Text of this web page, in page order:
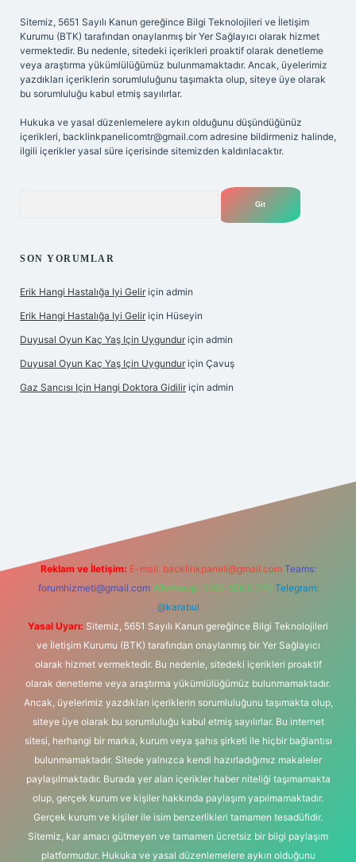
Sitemiz, 5651 Sayılı Kanun gereğince Bilgi Teknolojileri ve İletişim
Kurumu (BTK) tarafından onaylanmış bir Yer Sağlayıcı olarak hizmet
vermektedir. Bu nedenle, sitedeki içerikleri proaktif olarak denetleme
veya araştırma yükümlülüğümüz bulunmamaktadır. Ancak, üyelerimiz
yazdıkları içeriklerin sorumluluğunu taşımakta olup, siteye üye olarak
bu sorumluluğu kabul etmiş sayılırlar.
Hukuka ve yasal düzenlemelere aykırı olduğunu düşündüğünüz
içerikleri, backlinkpanelicomtr@gmail.com adresine bildirmeniz halinde,
ilgili içerikler yasal süre içerisinde sitemizden kaldırılacaktır.
SON YORUMLAR
Erik Hangi Hastalığa Iyi Gelir için admin
Erik Hangi Hastalığa Iyi Gelir için Hüseyin
Duyusal Oyun Kaç Yaş Için Uygundur için admin
Duyusal Oyun Kaç Yaş Için Uygundur için Çavuş
Gaz Sancısı Için Hangi Doktora Gidilir için admin
Reklam ve İletişim: E-mail: backlinkpaneli@gmail.com Teams:
forumhizmeti@gmail.com Whatsapp: 0262 606 0 726 Telegram:
@karabul
Yasal Uyarı: Sitemiz, 5651 Sayılı Kanun gereğince Bilgi Teknolojileri
ve İletişim Kurumu (BTK) tarafından onaylanmış bir Yer Sağlayıcı
olarak hizmet vermektedir. Bu nedenle, sitedeki içerikleri proaktif
olarak denetleme veya araştırma yükümlülüğümüz bulunmamaktadır.
Ancak, üyelerimiz yazdıkları içeriklerin sorumluluğunu taşımakta olup,
siteye üye olarak bu sorumluluğu kabul etmiş sayılırlar. Bu internet
sitesi, herhangi bir marka, kurum veya şahıs şirketi ile hiçbir bağlantısı
bulunmamaktadır. Sitede yalnızca kendi hazırladığımız makaleler
paylaşılmaktadır. Burada yer alan içerikler haber niteliği taşımamakta
olup, gerçek kurum ve kişiler hakkında paylaşım yapılmamaktadır.
Gerçek kurum ve kişiler ile isim benzerlikleri tamamen tesadüfidir.
Sitemiz, kar amacı gütmeyen ve tamamen ücretsiz bir bilgi paylaşım
platformudur. Hukuka ve yasal düzenlemelere aykırı olduğunu